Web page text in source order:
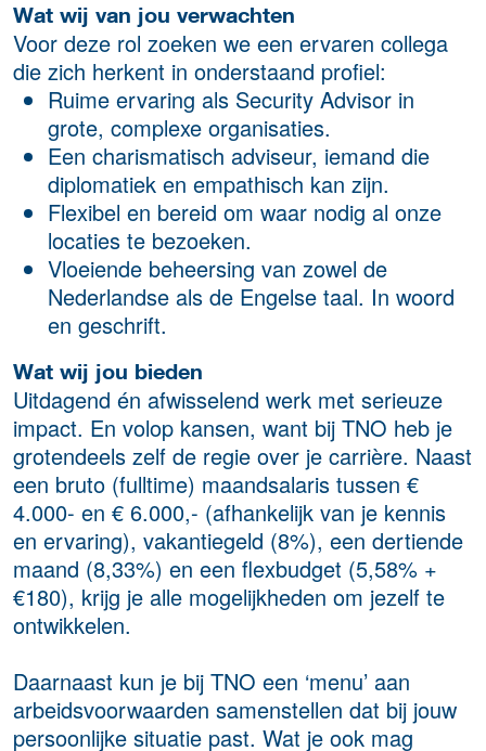
Wat wij van jou verwachten
Voor deze rol zoeken we een ervaren collega
die zich herkent in onderstaand profiel:
Ruime ervaring als Security Advisor in
grote, complexe organisaties.
Een charismatisch adviseur, iemand die
diplomatiek en empathisch kan zijn.
Flexibel en bereid om waar nodig al onze
locaties te bezoeken.
Vloeiende beheersing van zowel de
Nederlandse als de Engelse taal. In woord
en geschrift.
Wat wij jou bieden
Uitdagend én afwisselend werk met serieuze
impact. En volop kansen, want bij TNO heb je
grotendeels zelf de regie over je carrière. Naast
een bruto (fulltime) maandsalaris tussen €
4.000- en € 6.000,- (afhankelijk van je kennis
en ervaring), vakantiegeld (8%), een dertiende
maand (8,33%) en een flexbudget (5,58% +
€180), krijg je alle mogelijkheden om jezelf te
ontwikkelen.
Daarnaast kun je bij TNO een ‘menu’ aan
arbeidsvoorwaarden samenstellen dat bij jouw
persoonlijke situatie past. Wat je ook mag